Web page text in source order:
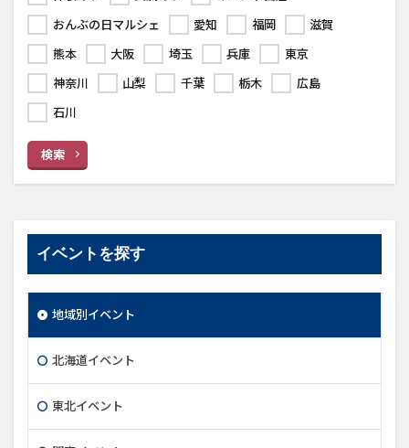
おんぶの日マルシェ
愛知 福岡
滋賀
熊本
大阪 埼玉 兵庫
東京
神奈川
山梨 千葉 栃木
広島
石川
検索
イベントを探す
地域別イベント
北海道イベント
東北イベント